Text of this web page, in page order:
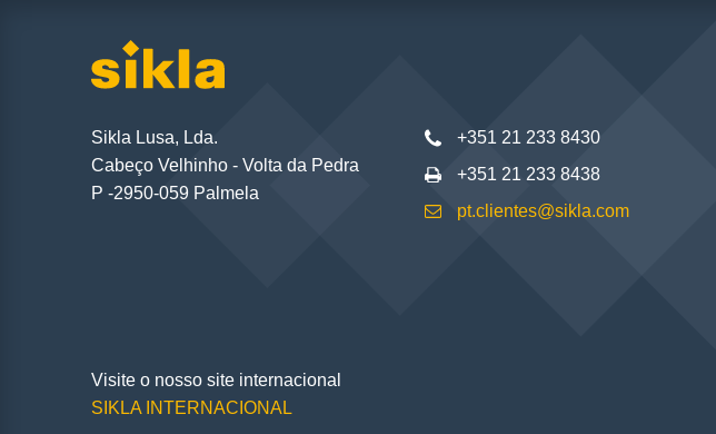
Sikla Lusa, Lda.
Cabeço Velhinho - Volta da Pedra
P -2950-059 Palmela
+351 21 233 8430
+351 21 233 8438
pt.clientes@sikla.com
Visite o nosso site internacional
SIKLA INTERNACIONAL